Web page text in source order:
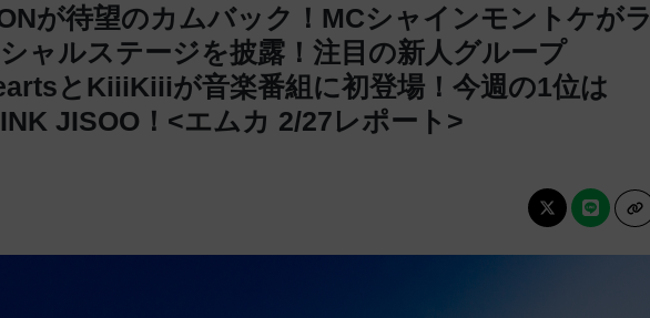
が待望のカムバック！MCシャインモントケがラ
ャルステージを披露！注目の新人グループ
とKiiiKiiiが音楽番組に初登場！今週の1位は
JISOO！<エムカ 2/27レポート>